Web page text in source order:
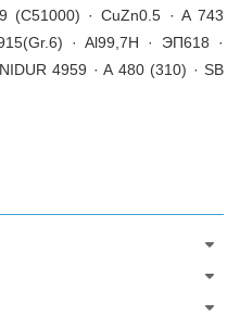
(C51000) · CuZn0.5 · A 743
· Al99,7H · ЭП618 ·
4959 · A 480 (310) · SB